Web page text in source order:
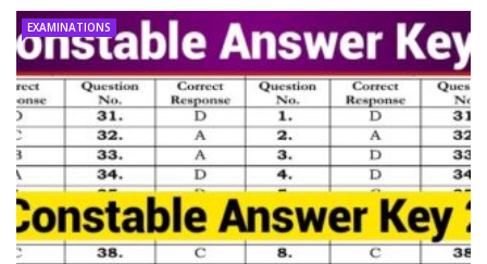
EXAMINATIONS